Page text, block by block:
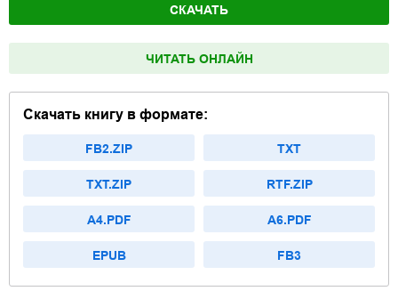
СКАЧАТЬ
ЧИТАТЬ ОНЛАЙН
Скачать книгу в формате:
FB2.ZIP TXT
TXT.ZIP RTF.ZIP
A4.PDF A6.PDF
EPUB FB3